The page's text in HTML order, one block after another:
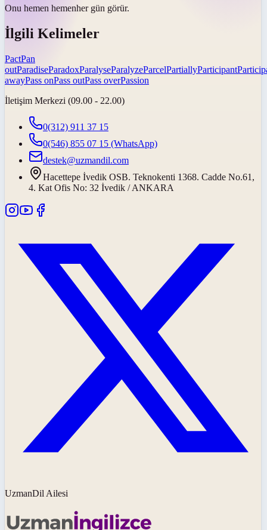
Onu hemen hemenher gün görür.
İlgili Kelimeler
PactPan
outParadiseParadoxParalyseParalyzeParcelPartiallyParticipant
awayPass onPass outPass overPassion
İletişim Merkezi (09.00 - 22.00)
0(312) 911 37 15
0(546) 855 07 15 (WhatsApp)
destek@uzmandil.com
Hacettepe İvedik OSB. Teknokenti 1368. Cadde No.61,
4. Kat Ofis No: 32 İvedik / ANKARA
UzmanDil Ailesi